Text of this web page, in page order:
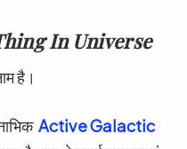
In Universe
है।
Active Galactic